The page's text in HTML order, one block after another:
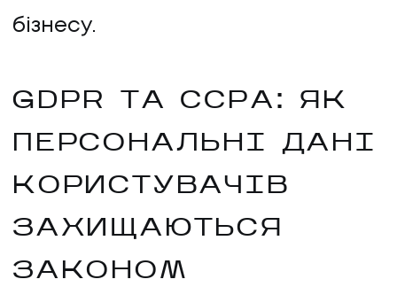
бізнесу.
GDPR ТА CCPA: ЯК
ПЕРСОНАЛЬНІ ДАНІ
КОРИСТУВАЧІВ
ЗАХИЩАЮТЬСЯ
ЗАКОНОМ